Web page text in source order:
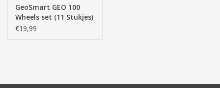
Cadeau & feest
GeoSmart GEO 100
Wheels set (11 Stukjes)
€19,99